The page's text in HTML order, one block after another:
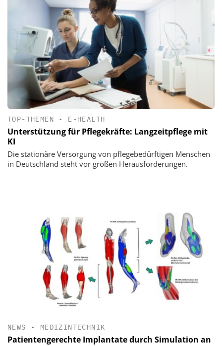
TOP-THEMEN • E-HEALTH
Unterstützung für Pflegekräfte: Langzeitpflege mit
KI
Die stationäre Versorgung von pflegebedürftigen Menschen
in Deutschland steht vor großen Herausforderungen.
NEWS • MEDIZINTECHNIK
Patientengerechte Implantate durch Simulation an